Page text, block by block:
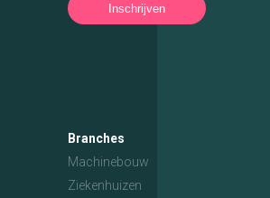
Inschrijven
Branches
Machinebouw
Ziekenhuizen